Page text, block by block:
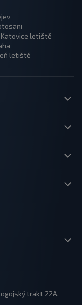
letiště
letiště
trakt 22A,